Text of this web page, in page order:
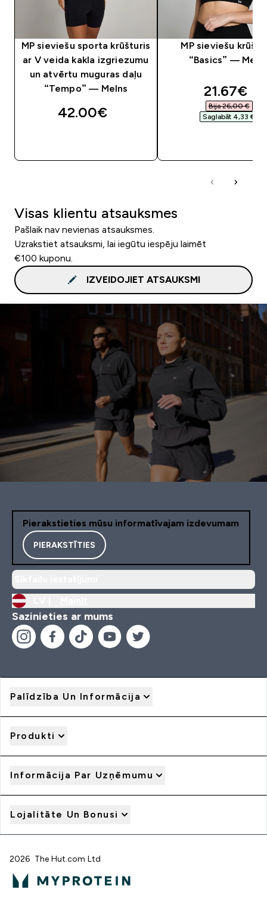
MP sieviešu sporta krūšturis
ar V veida kakla izgriezumu
un atvērtu muguras daļu
“Tempo” — Melns
42.00€‎
MP sieviešu
“Basics” —
21.67€‎
Bija 26,00 €‎
Saglabāt 4,33 €‎
Visas klientu atsauksmes
Pašlaik nav nevienas atsauksmes.
Uzrakstiet atsauksmi, lai iegūtu iespēju laimēt
€100 kuponu.
IZVEIDOJIET ATSAUKSMI
Pierakstieties mūsu informatīvajam izdevumam
PIERAKSTĪTIES
Sazinieties ar mums
Palīdzība Un Informācija
Produkti
Informācija Par Uzņēmumu
Lojalitāte Un Bonusi
2026 The Hut.com Ltd